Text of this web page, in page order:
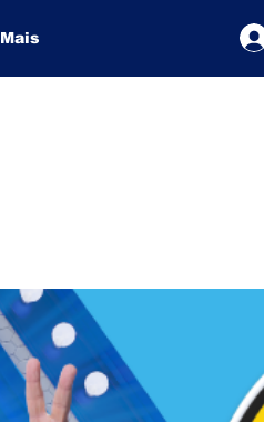
Mais